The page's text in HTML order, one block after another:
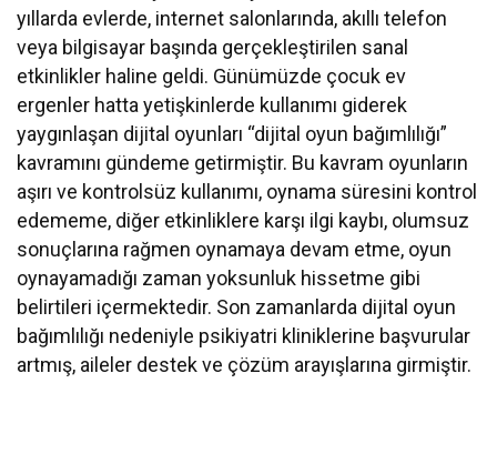
yıllarda evlerde, internet salonlarında, akıllı telefon
veya bilgisayar başında gerçekleştirilen sanal
etkinlikler haline geldi. Günümüzde çocuk ev
ergenler hatta yetişkinlerde kullanımı giderek
yaygınlaşan dijital oyunları “dijital oyun bağımlılığı”
kavramını gündeme getirmiştir. Bu kavram oyunların
aşırı ve kontrolsüz kullanımı, oynama süresini kontrol
edememe, diğer etkinliklere karşı ilgi kaybı, olumsuz
sonuçlarına rağmen oynamaya devam etme, oyun
oynayamadığı zaman yoksunluk hissetme gibi
belirtileri içermektedir. Son zamanlarda dijital oyun
bağımlılığı nedeniyle psikiyatri kliniklerine başvurular
artmış, aileler destek ve çözüm arayışlarına girmiştir.